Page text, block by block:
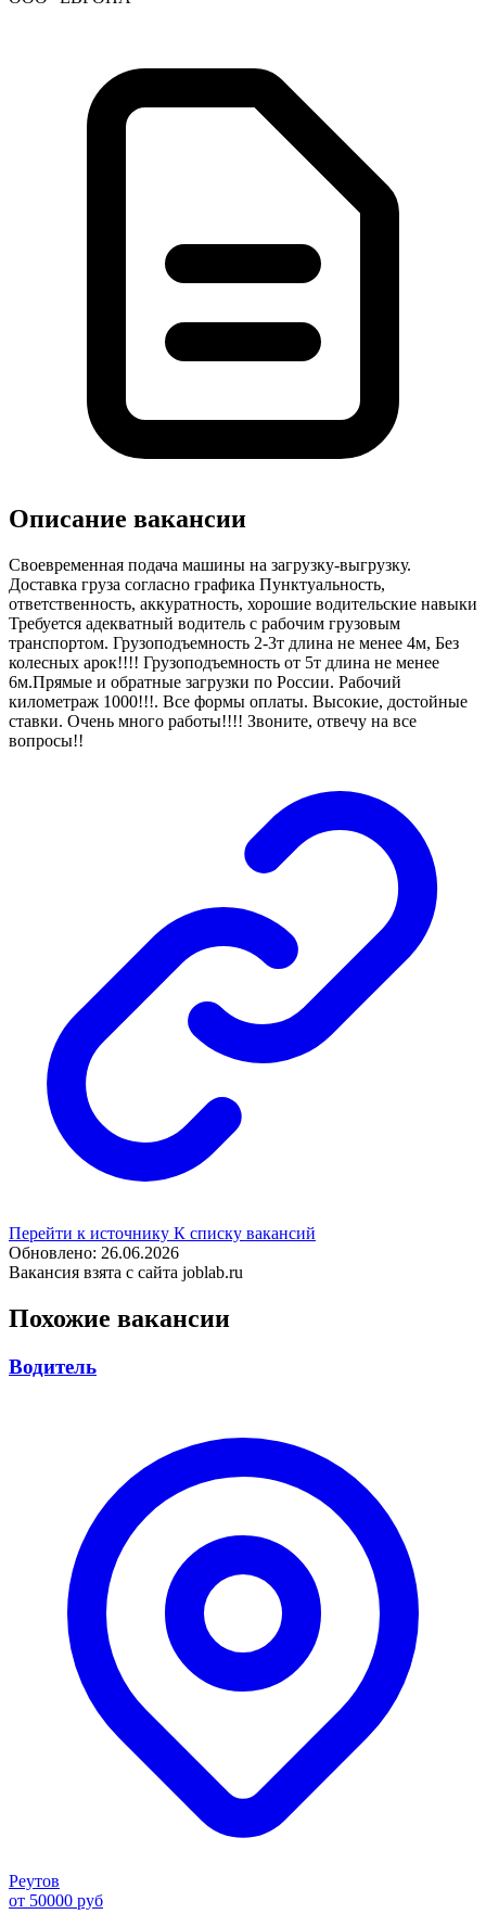
Описание вакансии
Своевременная подача машины на загрузку-выгрузку.
Доставка груза согласно графика Пунктуальность,
ответственность, аккуратность, хорошие водительские навыки
Требуется адекватный водитель с рабочим грузовым
транспортом. Грузоподъемность 2-3т длина не менее 4м, Без
колесных арок!!!! Грузоподъемность от 5т длина не менее
6м.Прямые и обратные загрузки по России. Рабочий
километраж 1000!!!. Все формы оплаты. Высокие, достойные
ставки. Очень много работы!!!! Звоните, отвечу на все
вопросы!!
Перейти к источнику К списку вакансий
Обновлено: 26.06.2026
Вакансия взята с сайта joblab.ru
Похожие вакансии
Водитель
Реутов
от 50000 руб